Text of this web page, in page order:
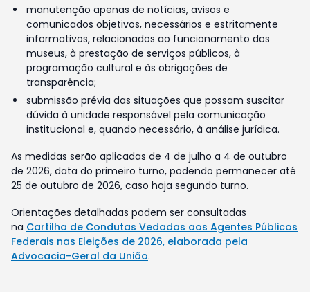
manutenção apenas de notícias, avisos e
comunicados objetivos, necessários e estritamente
informativos, relacionados ao funcionamento dos
museus, à prestação de serviços públicos, à
programação cultural e às obrigações de
transparência;
submissão prévia das situações que possam suscitar
dúvida à unidade responsável pela comunicação
institucional e, quando necessário, à análise jurídica.
As medidas serão aplicadas de 4 de julho a 4 de outubro
de 2026, data do primeiro turno, podendo permanecer até
25 de outubro de 2026, caso haja segundo turno.
Orientações detalhadas podem ser consultadas
na Cartilha de Condutas Vedadas aos Agentes Públicos
Federais nas Eleições de 2026, elaborada pela
Advocacia-Geral da União.